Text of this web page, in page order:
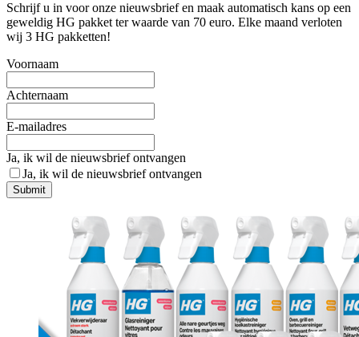
Schrijf u in voor onze nieuwsbrief en maak automatisch kans op een
geweldig HG pakket ter waarde van 70 euro. Elke maand verloten
wij 3 HG pakketten!
Voornaam
Achternaam
E-mailadres
Ja, ik wil de nieuwsbrief ontvangen
Ja, ik wil de nieuwsbrief ontvangen
Submit